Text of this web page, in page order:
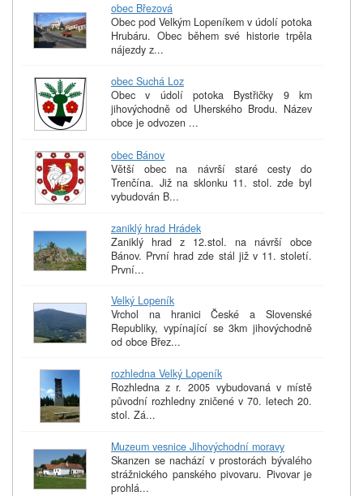
obec Březová
Obec pod Velkým Lopeníkem v údolí potoka
Hrubáru. Obec během své historie trpěla
nájezdy z...
obec Suchá Loz
Obec v údolí potoka Bystřičky 9 km
jihovýchodně od Uherského Brodu. Název
obce je odvozen ...
obec Bánov
Větší obec na návrší staré cesty do
Trenčína. Již na sklonku 11. stol. zde byl
vybudován B...
zaniklý hrad Hrádek
Zaniklý hrad z 12.stol. na návrší obce
Bánov. První hrad zde stál již v 11. století.
První...
Velký Lopeník
Vrchol na hranici České a Slovenské
Republiky, vypínající se 3km jihovýchodně
od obce Břez...
rozhledna Velký Lopeník
Rozhledna z r. 2005 vybudovaná v místě
původní rozhledny zničené v 70. letech 20.
stol. Zá...
Muzeum vesnice Jihovýchodní moravy
Skanzen se nachází v prostorách bývalého
strážnického panského pivovaru. Pivovar je
prohlá...